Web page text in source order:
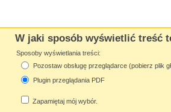
W jaki sposób wyświetlić treść
Sposoby wyświetlania treści:
Pozostaw obsługę przeglądarce (pobierz plik
Plugin przeglądania PDF
Zapamiętaj mój wybór.